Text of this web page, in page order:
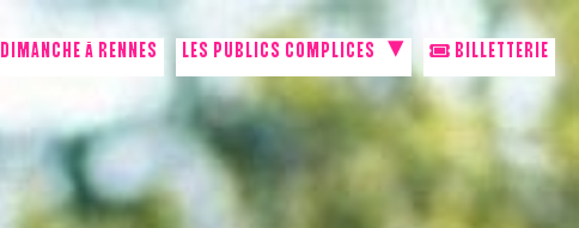
DIMANCHE À RENNES LES PUBLICS COMPLICES
BILLETTERIE